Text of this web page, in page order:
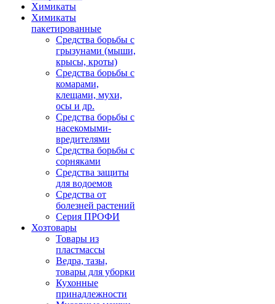
Химикаты
Химикаты
пакетированные
Средства борьбы с
грызунами (мыши,
крысы, кроты)
Средства борьбы с
комарами,
клещами, мухи,
осы и др.
Средства борьбы с
насекомыми-
вредителями
Средства борьбы с
сорняками
Средства защиты
для водоемов
Средства от
болезней растений
Серия ПРОФИ
Хозтовары
Товары из
пластмассы
Ведра, тазы,
товары для уборки
Кухонные
принадлежности